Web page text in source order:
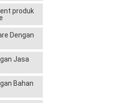
produk
Dengan
Jasa
Bahan